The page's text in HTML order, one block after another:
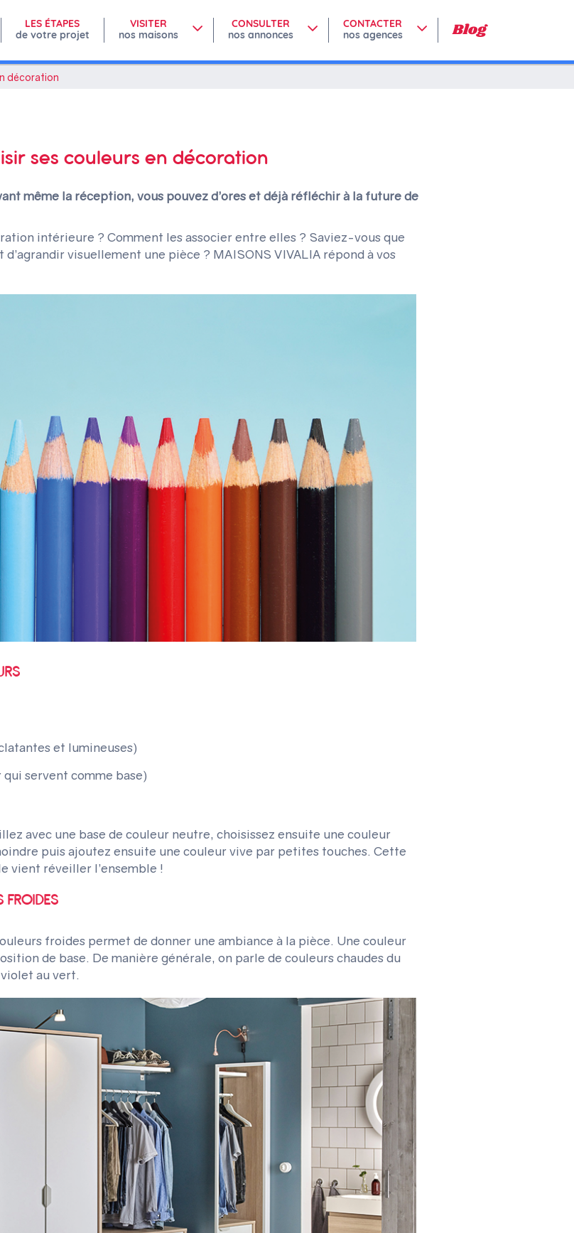
LES ÉTAPES
de votre projet
VISITER
nos maisons
CONSULTER
nos annonces
CONTACTER
nos agences
Blog
décoration
ses couleurs en décoration
même la réception, vous pouvez d’ores et déjà réfléchir à la future de
intérieure ? Comment les associer entre elles ? Saviez-vous que
visuellement une pièce ? MAISONS VIVALIA répond à vos
et lumineuses)
servent comme base)
avec une base de couleur neutre, choisissez ensuite une couleur
puis ajoutez ensuite une couleur vive par petites touches. Cette
vient réveiller l’ensemble !
FROIDES
froides permet de donner une ambiance à la pièce. Une couleur
de base. De manière générale, on parle de couleurs chaudes du
au vert.